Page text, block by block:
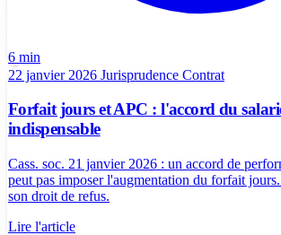
6 min
22 janvier 2026 Jurisprudence Contrat
Forfait jours et APC : l'accord du
indispensable
Cass. soc. 21 janvier 2026 : un accord de
peut pas imposer l'augmentation du forfait
son droit de refus.
Lire l'article